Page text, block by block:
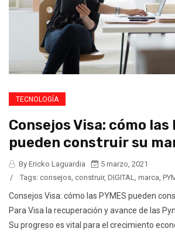
TECNOLOGÍA
Consejos Visa: cómo las
pueden construir su
By Ericko Laguardia
5 marzo, 2021
/
Tags: consejos construir, DIGITAL marca
Consejos Visa: cómo las PYMES pueden
Para Visa la recuperación y avance de las
Su progreso es vital para el crecimiento